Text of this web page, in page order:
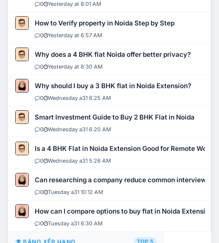
0 Yesterday at 8:01 AM
How to Verify property in Noida Step by Step
0 Yesterday at 6:57 AM
Why does a 4 BHK flat Noida offer better privacy?
0 Yesterday at 6:30 AM
Why should I buy a 3 BHK flat in Noida Extension?
0 Wednesday a31 6:25 AM
Smart Investment Guide to Buy 2 BHK Flat in Noida
0 Wednesday a31 6:20 AM
Is a 4 BHK Flat in Noida Extension Good for Remote Work?
0 Wednesday a31 5:26 AM
Can researching a company reduce common interview
0 Tuesday a31 10:12 AM
How can I compare options to buy flat in Noida Extension?
0 Tuesday a31 6:30 AM
TOP 5